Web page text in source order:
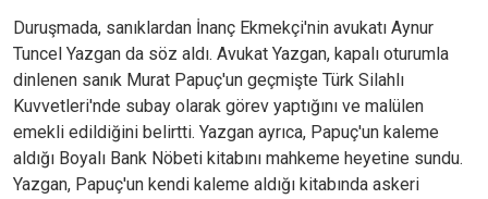
Duruşmada, sanıklardan İnanç Ekmekçi'nin avukatı Aynur
Tuncel Yazgan da söz aldı. Avukat Yazgan, kapalı oturumla
dinlenen sanık Murat Papuç'un geçmişte Türk Silahlı
Kuvvetleri'nde subay olarak görev yaptığını ve malülen
emekli edildiğini belirtti. Yazgan ayrıca, Papuç'un kaleme
aldığı Boyalı Bank Nöbeti kitabını mahkeme heyetine sundu.
Yazgan, Papuç'un kendi kaleme aldığı kitabında askeri